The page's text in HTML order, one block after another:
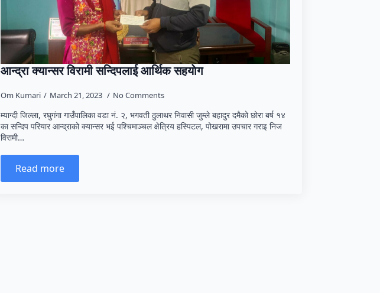
आन्द्रा क्यान्सर विरामी सन्दिपलाई आर्थिक सहयाेग
Om Kumari March 21, 2023 No Comments
म्याग्दी जिल्ला, रघुगंगा गाउँपालिका वडा नं. २, भगवती ठुलाथर निवासी जुम्ले बहादुर दमैको छोरा बर्ष १४
का सन्दिप परियार आन्द्राको क्यान्सर भई पश्चिमाञ्चल क्षेत्रिय हस्पिटल, पोखरामा उपचार गराइ निज
विरामी…
Read more